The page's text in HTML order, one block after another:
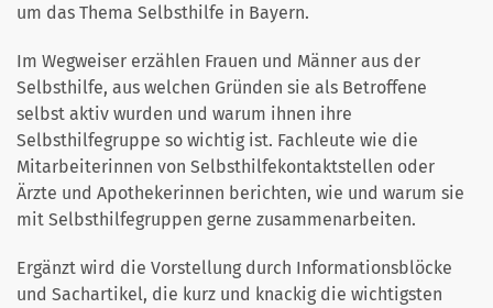
um das Thema Selbsthilfe in Bayern.
Im Wegweiser erzählen Frauen und Männer aus der
Selbsthilfe, aus welchen Gründen sie als Betroffene
selbst aktiv wurden und warum ihnen ihre
Selbsthilfegruppe so wichtig ist. Fachleute wie die
Mitarbeiterinnen von Selbsthilfekontaktstellen oder
Ärzte und Apothekerinnen berichten, wie und warum sie
mit Selbsthilfegruppen gerne zusammenarbeiten.
Ergänzt wird die Vorstellung durch Informationsblöcke
und Sachartikel, die kurz und knackig die wichtigsten